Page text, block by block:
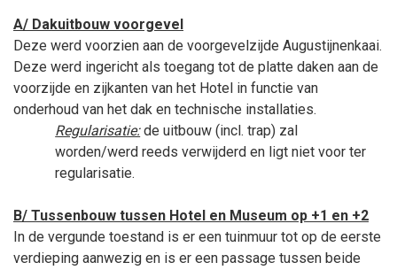
A/ Dakuitbouw voorgevel
Deze werd voorzien aan de voorgevelzijde Augustijnenkaai.
Deze werd ingericht als toegang tot de platte daken aan de
voorzijde en zijkanten van het Hotel in functie van
onderhoud van het dak en technische installaties.
Regularisatie:de uitbouw (incl. trap) zal
worden/werd reeds verwijderd en ligt niet voor ter
regularisatie.
B/ Tussenbouw tussen Hotel en Museum op +1 en +2
In de vergunde toestand is er een tuinmuur tot op de eerste
verdieping aanwezig en is er een passage tussen beide